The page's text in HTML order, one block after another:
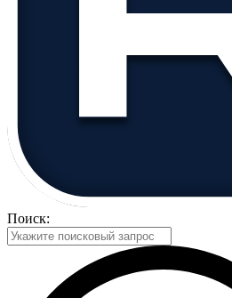
Поиск: